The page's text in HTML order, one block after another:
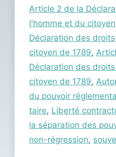
Article 2 de la
l'homme et du citoyen
Déclaration des
citoyen de 1789,
Déclaration des
citoyen de 1789,
du pouvoir
taire, Liberté
la séparation des
non-régression,